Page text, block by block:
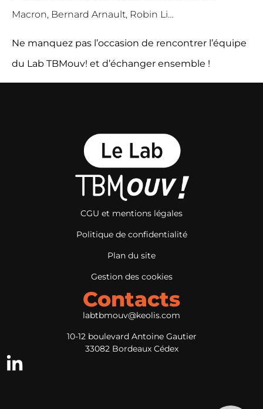
Macron, Bernard Arnault, Robin Li…
Ne manquez pas l’occasion de rencontrer l’équipe
du Lab TBMouv! et d’échanger ensemble !
CGU et mentions légales
Politique de confidentialité
Plan du site
Gestion des cookies
Contacts
labtbmouv@keolis.com
10-12 boulevard Antoine Gautier
33082 Bordeaux Cédex